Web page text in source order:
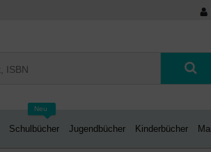
Neu
Schulbücher Jugendbücher Kinderbücher